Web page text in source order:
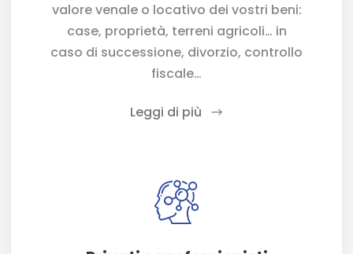
valore venale o locativo dei vostri beni:
case, proprietà, terreni agricoli… in
caso di successione, divorzio, controllo
fiscale…
Leggi di più